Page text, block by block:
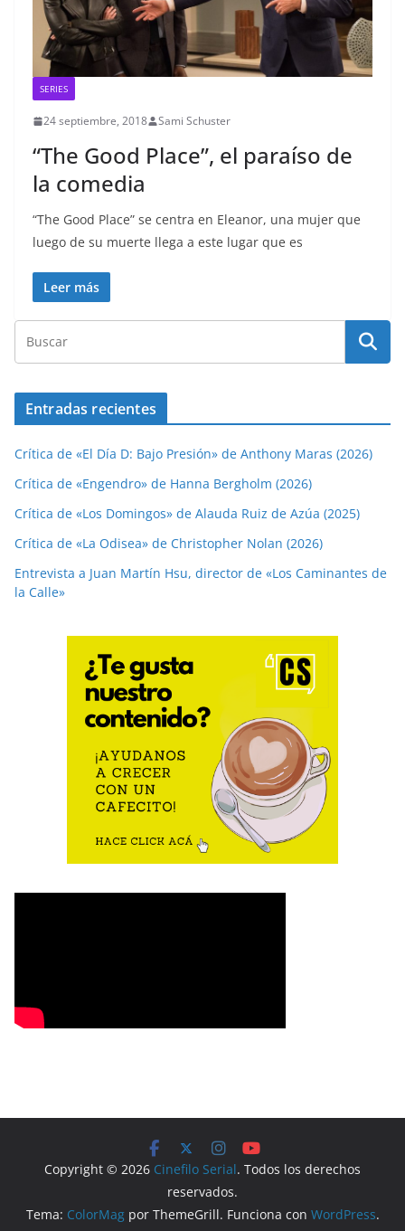
SERIES
24 septiembre, 2018 Sami Schuster
“The Good Place”, el paraíso de
la comedia
“The Good Place” se centra en Eleanor, una mujer que
luego de su muerte llega a este lugar que es
Leer más
Entradas recientes
Crítica de «El Día D: Bajo Presión» de Anthony Maras (2026)
Crítica de «Engendro» de Hanna Bergholm (2026)
Crítica de «Los Domingos» de Alauda Ruiz de Azúa (2025)
Crítica de «La Odisea» de Christopher Nolan (2026)
Entrevista a Juan Martín Hsu, director de «Los Caminantes de
la Calle»
Copyright © 2026 Cinefilo Serial. Todos los derechos
reservados.
Tema: ColorMagpor ThemeGrill. Funciona con WordPress.